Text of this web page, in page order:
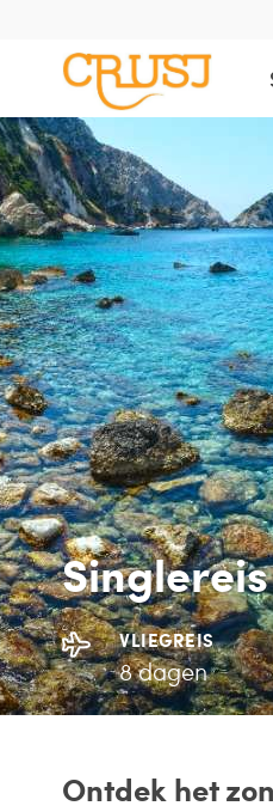
VLIEGREIS
8 dagen
Ontdek het